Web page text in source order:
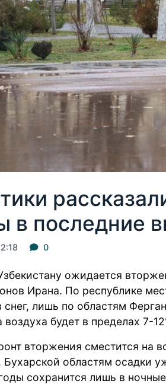
в последние
0
ожидается
Ирана. По республике
снег, лишь по областям
воздуха будет в пределах 7-
вторжения сместится на
областям осадки
сохранится лишь в